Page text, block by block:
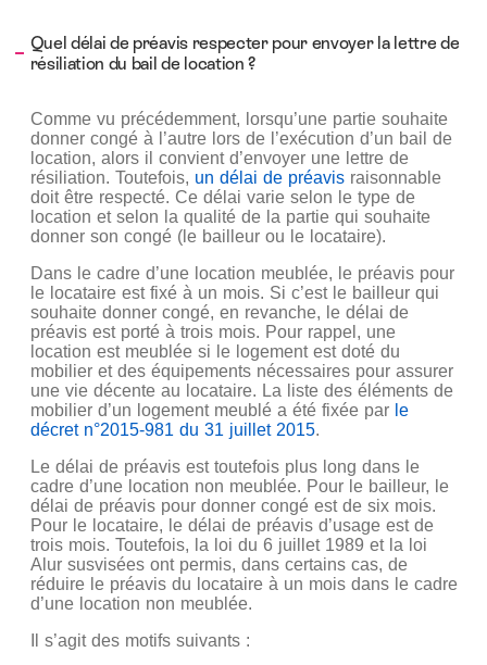
Quel délai de préavis respecter pour envoyer la lettre de
résiliation du bail de location ?
Comme vu précédemment, lorsqu’une partie souhaite
donner congé à l’autre lors de l’exécution d’un bail de
location, alors il convient d’envoyer une lettre de
résiliation. Toutefois, un délai de préavisraisonnable
doit être respecté. Ce délai varie selon le type de
location et selon la qualité de la partie qui souhaite
donner son congé (le bailleur ou le locataire).
Dans le cadre d’une location meublée, le préavis pour
le locataire est fixé à un mois. Si c’est le bailleur qui
souhaite donner congé, en revanche, le délai de
préavis est porté à trois mois. Pour rappel, une
location est meublée si le logement est doté du
mobilier et des équipements nécessaires pour assurer
une vie décente au locataire. La liste des éléments de
mobilier d’un logement meublé a été fixée par le
décret n°2015-981 du 31 juillet 2015.
Le délai de préavis est toutefois plus long dans le
cadre d’une location non meublée. Pour le bailleur, le
délai de préavis pour donner congé est de six mois.
Pour le locataire, le délai de préavis d’usage est de
trois mois. Toutefois, la loi du 6 juillet 1989 et la loi
Alur susvisées ont permis, dans certains cas, de
réduire le préavis du locataire à un mois dans le cadre
d’une location non meublée.
Il s’agit des motifs suivants :